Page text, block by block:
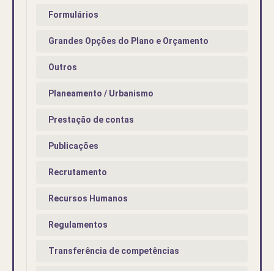
Formulários
Grandes Opções do Plano e Orçamento
Outros
Planeamento / Urbanismo
Prestação de contas
Publicações
Recrutamento
Recursos Humanos
Regulamentos
Transferência de competências